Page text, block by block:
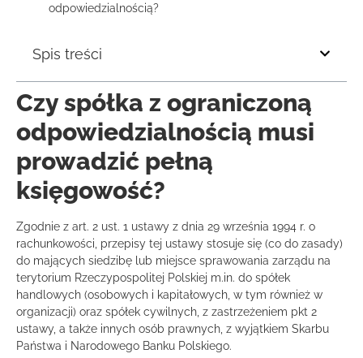
odpowiedzialnością?
Spis treści
Czy spółka z ograniczoną
odpowiedzialnością musi
prowadzić pełną
księgowość?
Zgodnie z art. 2 ust. 1 ustawy z dnia 29 września 1994 r. o
rachunkowości, przepisy tej ustawy stosuje się (co do zasady)
do mających siedzibę lub miejsce sprawowania zarządu na
terytorium Rzeczypospolitej Polskiej m.in. do spółek
handlowych (osobowych i kapitałowych, w tym również w
organizacji) oraz spółek cywilnych, z zastrzeżeniem pkt 2
ustawy, a także innych osób prawnych, z wyjątkiem Skarbu
Państwa i Narodowego Banku Polskiego.